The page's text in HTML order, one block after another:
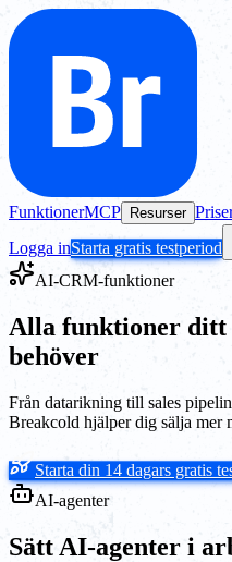
FunktionerMCP Resurser
Logga inStarta gratis testperiod
AI-CRM-funktioner
Alla funktioner
behöver
Från datarikning till sales
Breakcold hjälper dig sälja mer
Starta din 14 dagars gratis
AI-agenter
Sätt AI-agenter i